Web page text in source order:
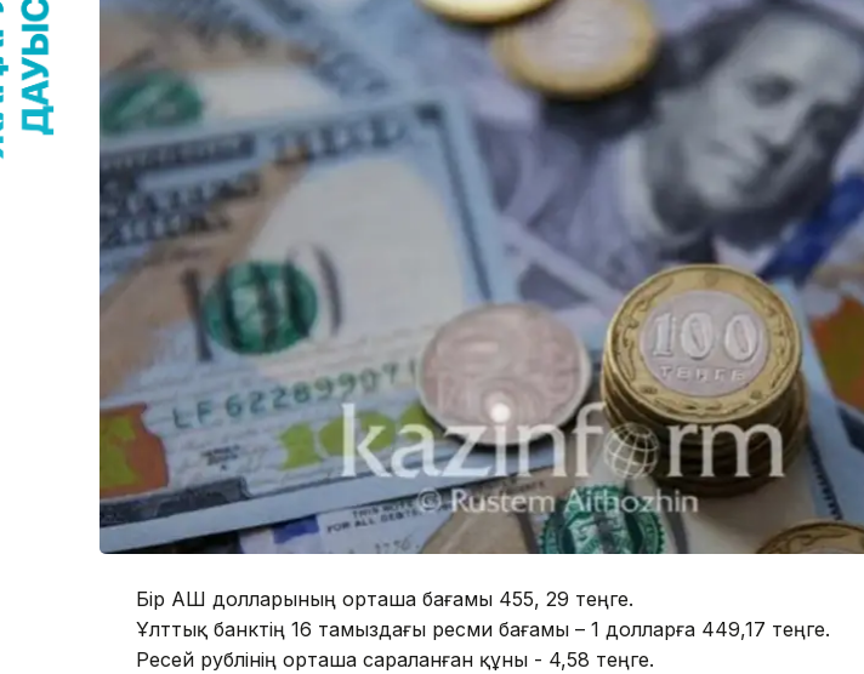
Бір АҚШ долларының орташа бағамы 455, 29 теңге.
Ұлттық банктің 16 тамыздағы ресми бағамы – 1 долларға 449,17 теңге.
Ресей рублінің орташа сараланған құны - 4,58 теңге.